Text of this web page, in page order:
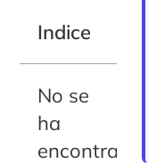
Indice
No se
ha
encontrado